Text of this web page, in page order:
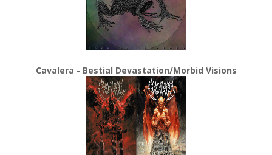
Cavalera - Bestial Devastation/Morbid Visions